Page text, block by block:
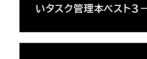
いタスク管理本ベスト３